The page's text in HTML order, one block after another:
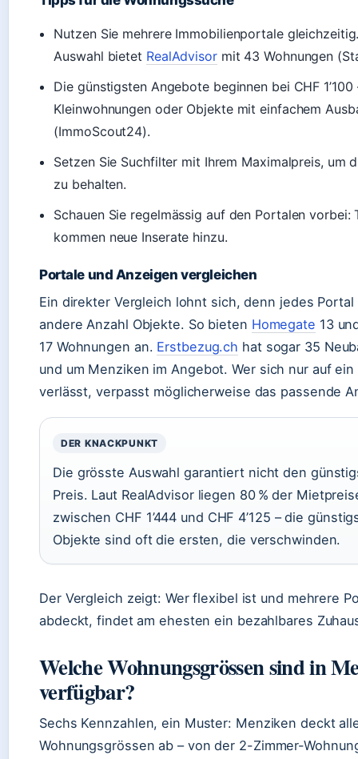
Nutzen Sie mehrere Immobilienportale
Auswahl bietet RealAdvisormit 43 Wohnungen
Die günstigsten Angebote beginnen bei CHF 1’100
Kleinwohnungen oder Objekte mit einfachem
(ImmoScout24).
Setzen Sie Suchfilter mit Ihrem Maximalpreis, um
zu behalten.
Schauen Sie regelmässig auf den Portalen vorbei:
kommen neue Inserate hinzu.
Portale und Anzeigen vergleichen
Ein direkter Vergleich lohnt sich, denn jedes
andere Anzahl Objekte. So bieten Homegate 13
17 Wohnungen an. Erstbezug.ch hat sogar 35
und um Menziken im Angebot. Wer sich nur auf ein
verlässt, verpasst möglicherweise das passende
DER KNACKPUNKT
Die grösste Auswahl garantiert nicht den
Preis. Laut RealAdvisor liegen 80 % der
zwischen CHF 1’444 und CHF 4’125 – die
Objekte sind oft die ersten, die verschwinden.
Der Vergleich zeigt: Wer flexibel ist und mehrere
abdeckt, findet am ehesten ein bezahlbares
Welche Wohnungsgrössen sind in
verfügbar?
Sechs Kennzahlen, ein Muster: Menziken deckt
Wohnungsgrössen ab – von der 2-Zimmer-